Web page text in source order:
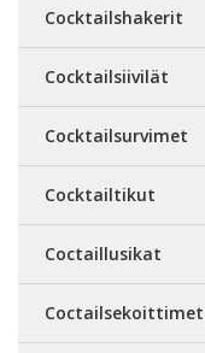
Cocktailshakerit
Cocktailsiivilät
Cocktailsurvimet
Cocktailtikut
Coctaillusikat
Coctailsekoittimet